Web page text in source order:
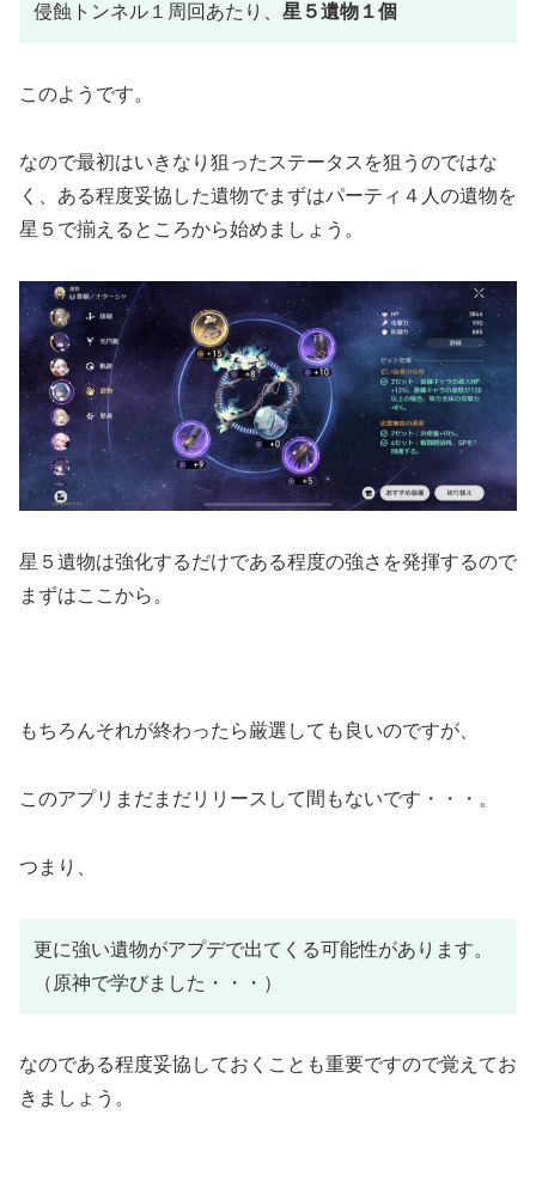
侵蝕トンネル１周回あたり、 星５遺物１個
このようです。
なので最初はいきなり狙ったステータスを狙うのではな
く、ある程度妥協した遺物でまずはパーティ４人の遺物を
星５で揃えるところから始めましょう。
星５遺物は強化するだけである程度の強さを発揮するので
まずはここから。
もちろんそれが終わったら厳選しても良いのですが、
このアプリまだまだリリースして間もないです・・・。
つまり、
更に強い遺物がアプデで出てくる可能性があります。
（原神で学びました・・・）
なのである程度妥協しておくことも重要ですので覚えてお
きましょう。